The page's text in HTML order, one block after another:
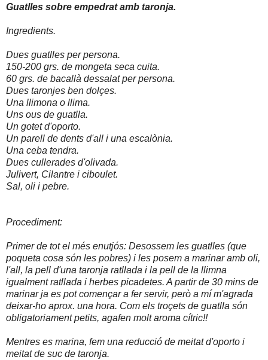
Guatlles sobre empedrat amb taronja.
Ingredients.
Dues guatlles per persona.
150-200 grs. de mongeta seca cuita.
60 grs. de bacallà dessalat per persona.
Dues taronjes ben dolçes.
Una llimona o llima.
Uns ous de guatlla.
Un gotet d'oporto.
Un parell de dents d'all i una escalònia.
Una ceba tendra.
Dues cullerades d'olivada.
Julivert, Cilantre i ciboulet.
Sal, oli i pebre.
Procediment:
Primer de tot el més enutjós: Desossem les guatlles (que
poqueta cosa són les pobres) i les posem a marinar amb oli,
l'all, la pell d'una taronja ratllada i la pell de la llimna
igualment ratllada i herbes picadetes. A partir de 30 mins de
marinar ja es pot començar a fer servir, però a mí m'agrada
deixar-ho aprox. una hora. Com els troçets de guatlla són
obligatoriament petits, agafen molt aroma cítric!!
Mentres es marina, fem una reducció de meitat d'oporto i
meitat de suc de taronja.